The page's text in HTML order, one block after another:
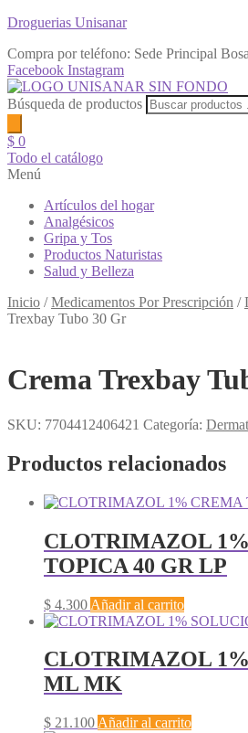
Droguerias Unisanar
Compra por teléfono: Sede Principal Bosa
Facebook Instagram
Búsqueda de productos
$ 0
Todo el catálogo
Menú
Artículos del hogar
Analgésicos
Gripa y Tos
Productos Naturistas
Salud y Belleza
Inicio /Medicamentos Por Prescripción /
Trexbay Tubo 30 Gr
Crema Trexbay
SKU: 7704412406421 Categoría:
Productos relacionados
CLOTRIMAZOL
TOPICA 40 GR LP
$ 4.300 Añadir al carrito
CLOTRIMAZOL
ML MK
$ 21.100 Añadir al carrito